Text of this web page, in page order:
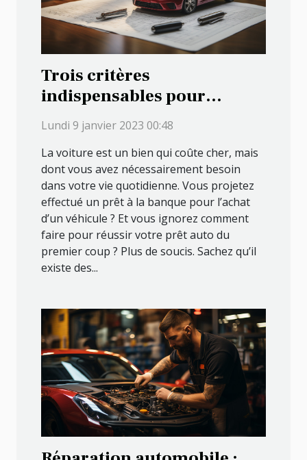
Trois critères
indispensables pour
réussir un crédit auto
Lundi 9 janvier 2023 00:48
La voiture est un bien qui coûte cher, mais
dont vous avez nécessairement besoin
dans votre vie quotidienne. Vous projetez
effectué un prêt à la banque pour l’achat
d’un véhicule ? Et vous ignorez comment
faire pour réussir votre prêt auto du
premier coup ? Plus de soucis. Sachez qu’il
existe des...